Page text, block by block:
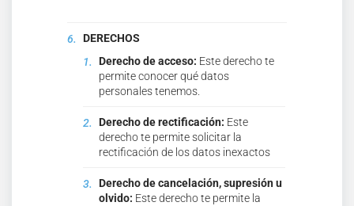
DERECHOS
Derecho de acceso: Este derecho te
permite conocer qué datos
personales tenemos.
Derecho de rectificación: Este
derecho te permite solicitar la
rectificación de los datos inexactos
Derecho de cancelación, supresión u
olvido: Este derecho te permite la